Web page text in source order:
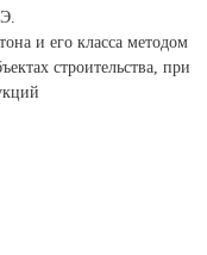
и его класса методом
строительства, при